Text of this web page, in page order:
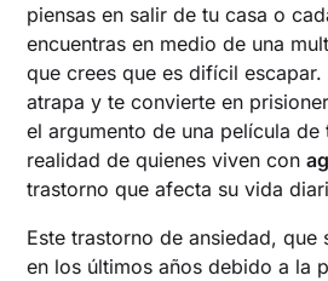
Tratamiento para superar la
¿Cómo ayudar a alguien
piensas en salir de tu casa o
encuentras en medio de una
que crees que es difícil
atrapa y te convierte en
el argumento de una película de
realidad de quienes viven con
trastorno que afecta su vida
Este trastorno de ansiedad, que
en los últimos años debido a la